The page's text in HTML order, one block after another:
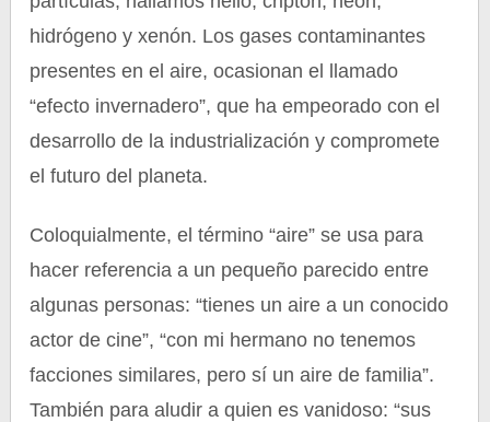
hidrógeno y xenón. Los gases contaminantes
presentes en el aire, ocasionan el llamado
“efecto invernadero”, que ha empeorado con el
desarrollo de la industrialización y compromete
el futuro del planeta.
Coloquialmente, el término “aire” se usa para
hacer referencia a un pequeño parecido entre
algunas personas: “tienes un aire a un conocido
actor de cine”, “con mi hermano no tenemos
facciones similares, pero sí un aire de familia”.
También para aludir a quien es vanidoso: “sus